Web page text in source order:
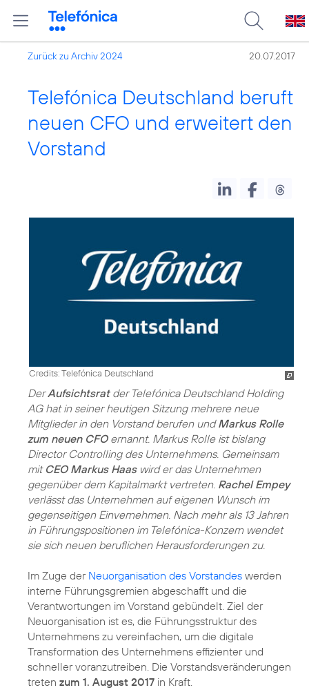
Zurück zu Archiv 2024 20.07.2017
Telefónica Deutschland beruft
neuen CFO und erweitert den
Vorstand
Credits: Telefónica Deutschland
DerAufsichtsratder Telefónica Deutschland Holding
AG hat in seiner heutigen Sitzung mehrere neue
Mitglieder in den Vorstand berufen undMarkus Rolle
zum neuen CFOernannt. Markus Rolle ist bislang
Director Controlling des Unternehmens. Gemeinsam
mit CEO Markus Haaswird er das Unternehmen
gegenüber dem Kapitalmarkt vertreten. Rachel Empey
verlässt das Unternehmen auf eigenen Wunsch im
gegenseitigen Einvernehmen. Nach mehr als 13 Jahren
in Führungspositionen im Telefónica-Konzern wendet
sie sich neuen beruflichen Herausforderungen zu.
Im Zuge der Neuorganisation des Vorstandes werden
interne Führungsgremien abgeschafft und die
Verantwortungen im Vorstand gebündelt. Ziel der
Neuorganisation ist es, die Führungsstruktur des
Unternehmens zu vereinfachen, um die digitale
Transformation des Unternehmens effizienter und
schneller voranzutreiben. Die Vorstandsveränderungen
treten zum 1. August 2017 in Kraft.